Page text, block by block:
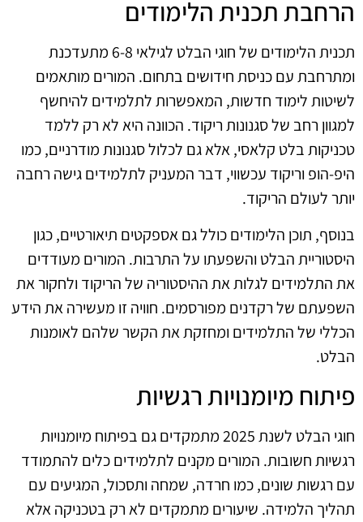
הרחבת תכנית הלימודים
תכנית הלימודים של חוגי הבלט לגילאי 6-8 מתעדכנת
ומתרחבת עם כניסת חידושים בתחום. המורים מותאמים
לשיטות לימוד חדשות, המאפשרות לתלמידים להיחשף
למגוון רחב של סגנונות ריקוד. הכוונה היא לא רק ללמד
טכניקות בלט קלאסי, אלא גם לכלול סגנונות מודרניים, כמו
היפ-הופ וריקוד עכשווי, דבר המעניק לתלמידים גישה רחבה
יותר לעולם הריקוד.
בנוסף, תוכן הלימודים כולל גם אספקטים תיאורטיים, כגון
היסטוריית הבלט והשפעתו על התרבות. המורים מעודדים
את התלמידים לגלות את ההיסטוריה של הריקוד ולחקור את
השפעתם של רקדנים מפורסמים. חוויה זו מעשירה את הידע
הכללי של התלמידים ומחזקת את הקשר שלהם לאומנות
הבלט.
פיתוח מיומנויות רגשיות
חוגי הבלט לשנת 2025 מתמקדים גם בפיתוח מיומנויות
רגשיות חשובות. המורים מקנים לתלמידים כלים להתמודד
עם רגשות שונים, כמו חרדה, שמחה ותסכול, המגיעים עם
תהליך הלמידה. שיעורים מתמקדים לא רק בטכניקה אלא